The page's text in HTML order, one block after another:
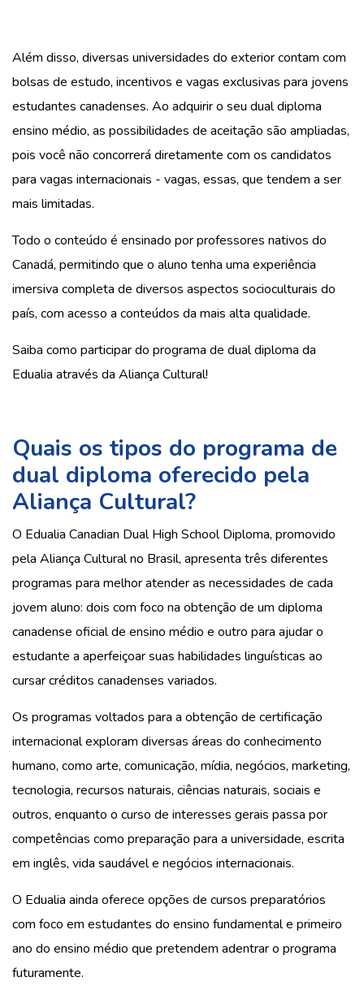
Além disso, diversas universidades do exterior contam com
bolsas de estudo, incentivos e vagas exclusivas para jovens
estudantes canadenses. Ao adquirir o seu dual diploma
ensino médio, as possibilidades de aceitação são ampliadas,
pois você não concorrerá diretamente com os candidatos
para vagas internacionais - vagas, essas, que tendem a ser
mais limitadas.
Todo o conteúdo é ensinado por professores nativos do
Canadá, permitindo que o aluno tenha uma experiência
imersiva completa de diversos aspectos socioculturais do
país, com acesso a conteúdos da mais alta qualidade.
Saiba como participar do programa de dual diploma da
Edualia através da Aliança Cultural!
Quais os tipos do programa de
dual diploma oferecido pela
Aliança Cultural?
O Edualia Canadian Dual High School Diploma, promovido
pela Aliança Cultural no Brasil, apresenta três diferentes
programas para melhor atender as necessidades de cada
jovem aluno: dois com foco na obtenção de um diploma
canadense oficial de ensino médio e outro para ajudar o
estudante a aperfeiçoar suas habilidades linguísticas ao
cursar créditos canadenses variados.
Os programas voltados para a obtenção de certificação
internacional exploram diversas áreas do conhecimento
humano, como arte, comunicação, mídia, negócios, marketing,
tecnologia, recursos naturais, ciências naturais, sociais e
outros, enquanto o curso de interesses gerais passa por
competências como preparação para a universidade, escrita
em inglês, vida saudável e negócios internacionais.
O Edualia ainda oferece opções de cursos preparatórios
com foco em estudantes do ensino fundamental e primeiro
ano do ensino médio que pretendem adentrar o programa
futuramente.